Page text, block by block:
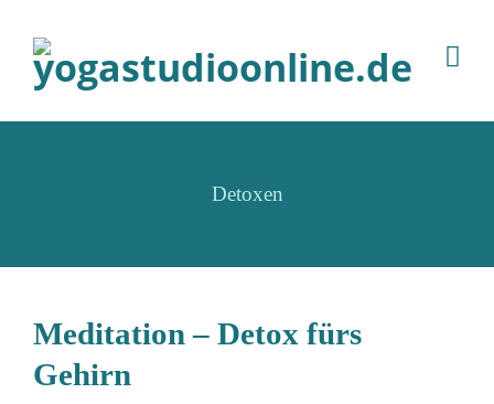
Detoxen
Meditation – Detox fürs
Gehirn